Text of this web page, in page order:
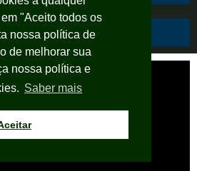
de Conduta
"Aceito todos os
nossa política de
de melhorar sua
nossa política e
Saber mais